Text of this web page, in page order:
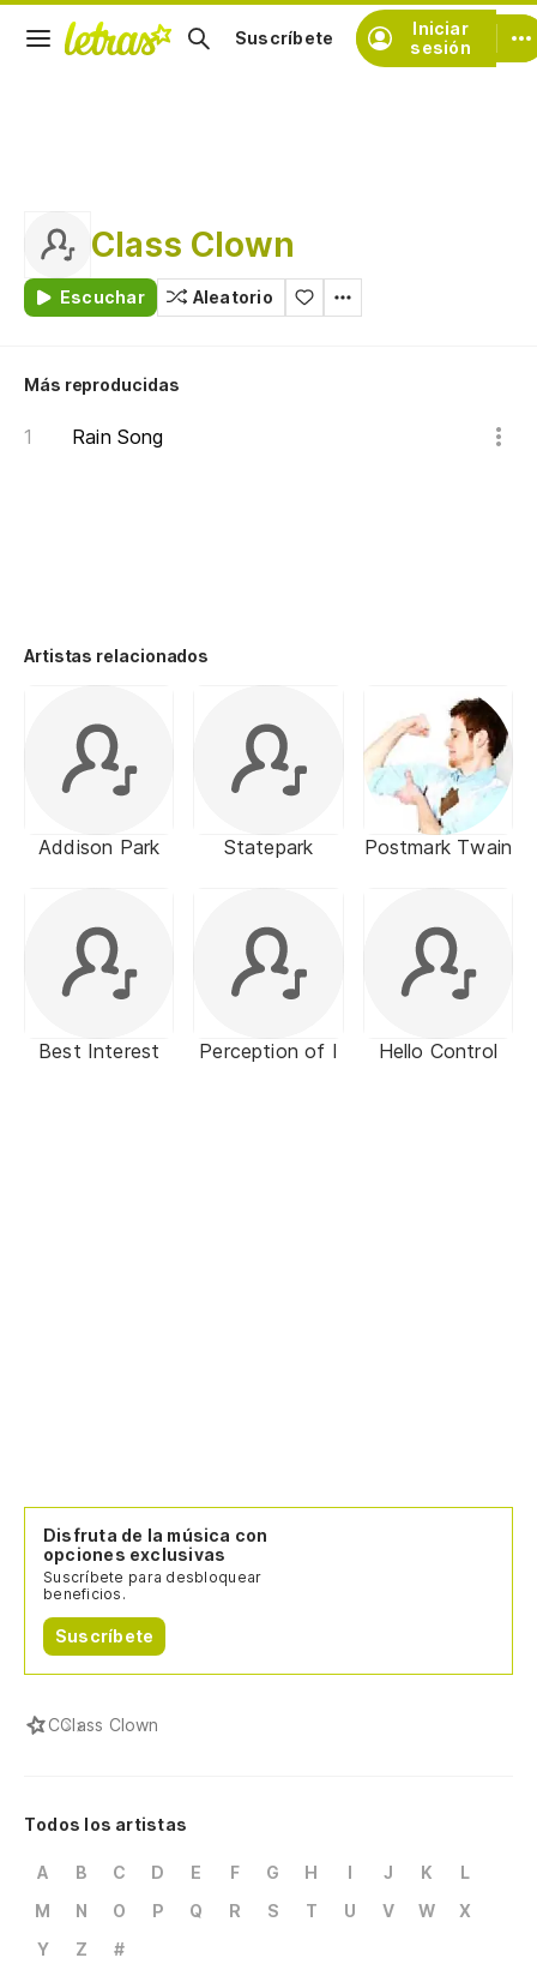
Iniciar
sesión
Suscríbete
Class Clown
Escuchar Aleatorio
Más reproducidas
Rain Song
Artistas relacionados
Addison Park Statepark Postmark Twain
Best Interest Perception of I Hello Control
Disfruta de la música con
opciones exclusivas
Suscríbete para desbloquear
beneficios.
Suscríbete
CClass Clown
Todos los artistas
A B C D E F G H I J K
L
M
N O P Q R S T U V W
X
Y
Z #